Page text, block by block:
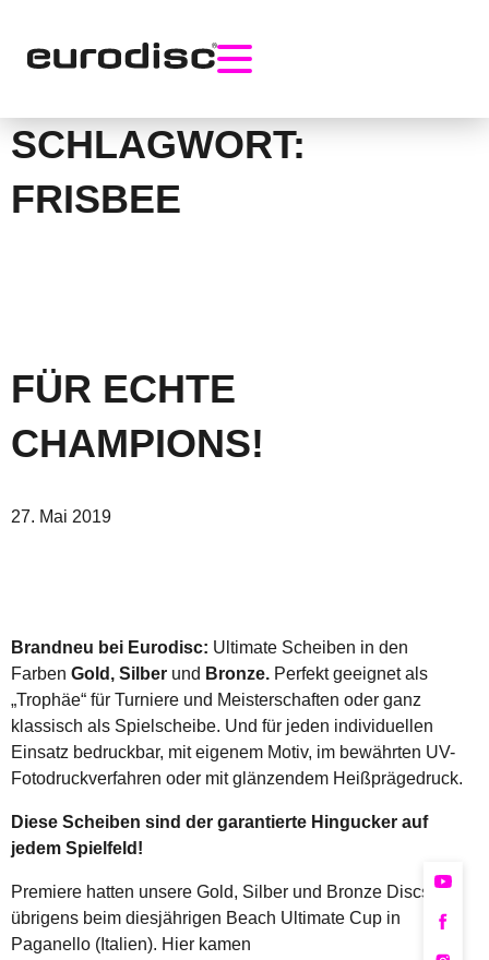
content
SCHLAGWORT:
FRISBEE
FÜR ECHTE
CHAMPIONS!
27. Mai 2019
Brandneu bei Eurodisc: Ultimate Scheiben in den
Farben Gold, Silber und Bronze. Perfekt geeignet als
„Trophäe“ für Turniere und Meisterschaften oder ganz
klassisch als Spielscheibe. Und für jeden individuellen
Einsatz bedruckbar, mit eigenem Motiv, im bewährten UV-
Fotodruckverfahren oder mit glänzendem Heißprägedruck.
Diese Scheiben sind der garantierte Hingucker auf
jedem Spielfeld!
Premiere hatten unsere Gold, Silber und Bronze Discs
übrigens beim diesjährigen Beach Ultimate Cup in
Paganello (Italien). Hier kamen